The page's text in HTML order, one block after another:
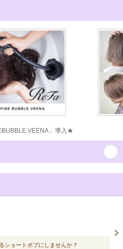
VEENA」導入★
ショートボブにしませんか？